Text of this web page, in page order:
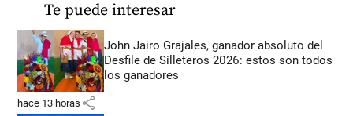
Te puede interesar
John Jairo Grajales, ganador absoluto del
Desfile de Silleteros 2026: estos son todos
los ganadores
hace 13 horas share